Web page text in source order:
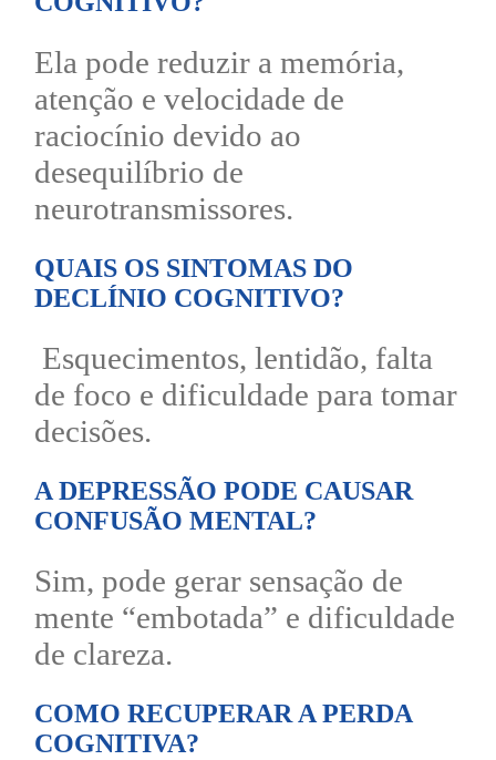
Ela pode reduzir a memória,
atenção e velocidade de
raciocínio devido ao
desequilíbrio de
neurotransmissores.
QUAIS OS SINTOMAS DO
DECLÍNIO COGNITIVO?
Esquecimentos, lentidão, falta
de foco e dificuldade para tomar
decisões.
A DEPRESSÃO PODE CAUSAR
CONFUSÃO MENTAL?
Sim, pode gerar sensação de
mente “embotada” e dificuldade
de clareza.
COMO RECUPERAR A PERDA
COGNITIVA?